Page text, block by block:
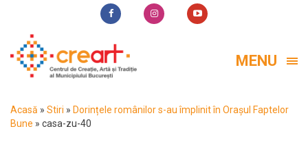
MENU
Acasă » Stiri » Dorințele românilor s-au împlinit în Orașul Faptelor
Bune » casa-zu-40